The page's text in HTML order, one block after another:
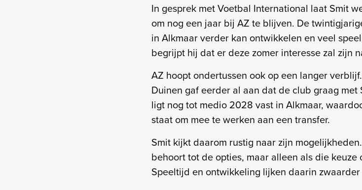
In gesprek met Voetbal International laat Smit
om nog een jaar bij AZ te blijven. De
in Alkmaar verder kan ontwikkelen en veel
begrijpt hij dat er deze zomer interesse zal zijn
AZ hoopt ondertussen ook op een langer
Duinen gaf eerder al aan dat de club graag
ligt nog tot medio 2028 vast in Alkmaar,
staat om mee te werken aan een transfer.
Smit kijkt daarom rustig naar zijn
behoort tot de opties, maar alleen als die
Speeltijd en ontwikkeling lijken daarin